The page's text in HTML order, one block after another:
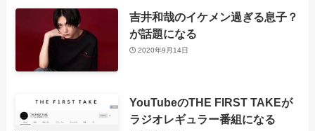
吉井和哉のイケメン過ぎる息子？
が話題になる
2020年9月14日
YouTubeのTHE FIRST TAKEが
ラジオレギュラー番組になる